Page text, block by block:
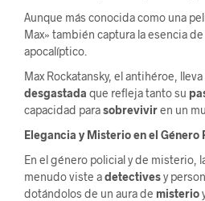
Aunque más conocida como una
Max» también captura la esencia
apocalíptico.
Max Rockatansky, el antihéroe,
desgastada que refleja tanto su
capacidad parasobreviviren un
Elegancia y Misterio en el Género
En el género policial y de misterio,
menudo viste adetectivesy
dotándolos de un aura de misterio